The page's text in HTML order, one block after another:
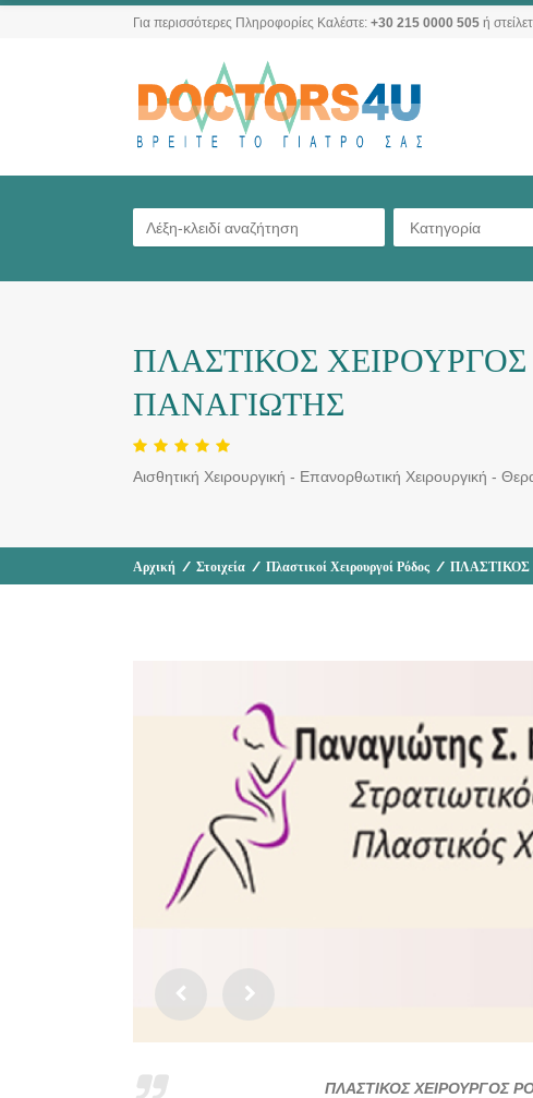
Για περισσότερες Πληροφορίες Καλέστε: +30 215 0000 505 ή
Κατηγορία
ΠΛΑΣΤΙΚΟΣ
ΠΑΝΑΓΙΩΤΗΣ
Αισθητική Χειρουργική - Επανορθωτική Χειρουργική -
Αρχική / Στοιχεία / Πλαστικοί Χειρουργοί Ρόδος /
ΠΛΑΣΤΙΚΟΣ ΧΕΙΡΟΥΡΓΟΣ